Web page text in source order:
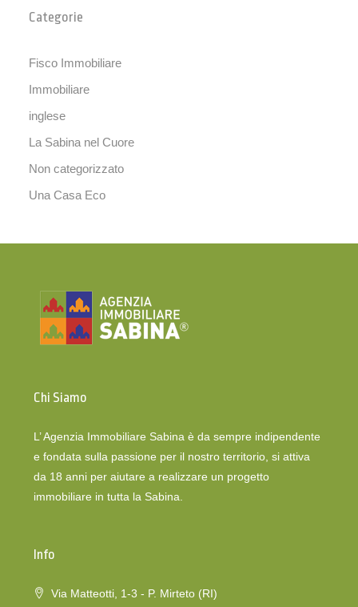
Categorie
Fisco Immobiliare
Immobiliare
inglese
La Sabina nel Cuore
Non categorizzato
Una Casa Eco
Chi Siamo
L’ Agenzia Immobiliare Sabina è da sempre indipendente
e fondata sulla passione per il nostro territorio, si attiva
da 18 anni per aiutare a realizzare un progetto
immobiliare in tutta la Sabina.
Info
Via Matteotti, 1-3 - P. Mirteto (RI)